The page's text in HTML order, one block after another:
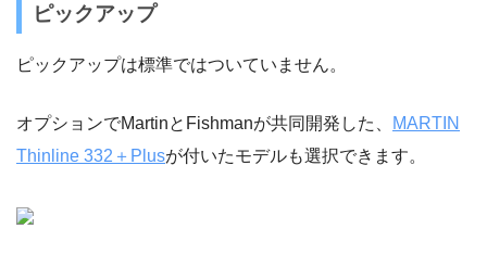
ピックアップ
ピックアップは標準ではついていません。
オプションでMartinとFishmanが共同開発した、
MARTIN
Thinline 332＋Plusが付いたモデルも選択できます。